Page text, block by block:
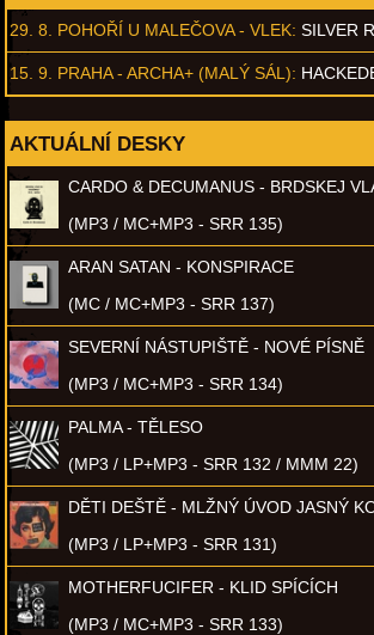
29. 8. POHOŘÍ U MALEČOVA - VLEK: SILVER
15. 9. PRAHA - ARCHA+ (MALÝ SÁL):
AKTUÁLNÍ DESKY
CARDO & DECUMANUS - BRDSKEJ
(MP3 / MC+MP3 - SRR 135)
ARAN SATAN - KONSPIRACE
(MC / MC+MP3 - SRR 137)
SEVERNÍ NÁSTUPIŠTĚ - NOVÉ PÍSNĚ
(MP3 / MC+MP3 - SRR 134)
PALMA - TĚLESO
(MP3 / LP+MP3 - SRR 132 / MMM 22)
DĚTI DEŠTĚ - MLŽNÝ ÚVOD JASNÝ
(MP3 / LP+MP3 - SRR 131)
MOTHERFUCIFER - KLID SPÍCÍCH
(MP3 / MC+MP3 - SRR 133)